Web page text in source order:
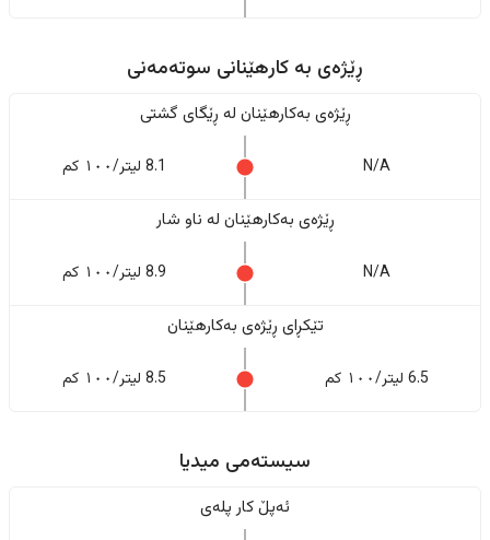
ڕێژەى به کارهێنانی سوتەمەنی
ڕێژەى بەکارهێنان له ڕێگای گشتی
N/A 8.1 لیتر/١٠٠ کم
ڕێژەى بەکارهێنان له ناو شار
N/A 8.9 لیتر/١٠٠ کم
تێکڕای ڕێژەى بەکارهێنان
6.5 لیتر/١٠٠ کم 8.5 لیتر/١٠٠ کم
سیستەمی میدیا
ئەپڵ کار پلەی